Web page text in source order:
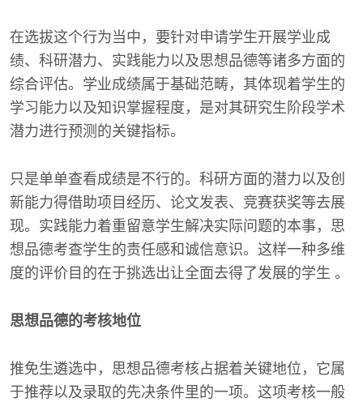
在选拔这个行为当中，要针对申请学生开展学业成
绩、科研潜力、实践能力以及思想品德等诸多方面的
综合评估。学业成绩属于基础范畴，其体现着学生的
学习能力以及知识掌握程度，是对其研究生阶段学术
潜力进行预测的关键指标。
只是单单查看成绩是不行的。科研方面的潜力以及创
新能力得借助项目经历、论文发表、竞赛获奖等去展
现。实践能力着重留意学生解决实际问题的本事，思
想品德考查学生的责任感和诚信意识。这样一种多维
度的评价目的在于挑选出让全面去得了发展的学生 。
思想品德的考核地位
推免生遴选中，思想品德考核占据着关键地位，它属
于推荐以及录取的先决条件里的一项。这项考核一般